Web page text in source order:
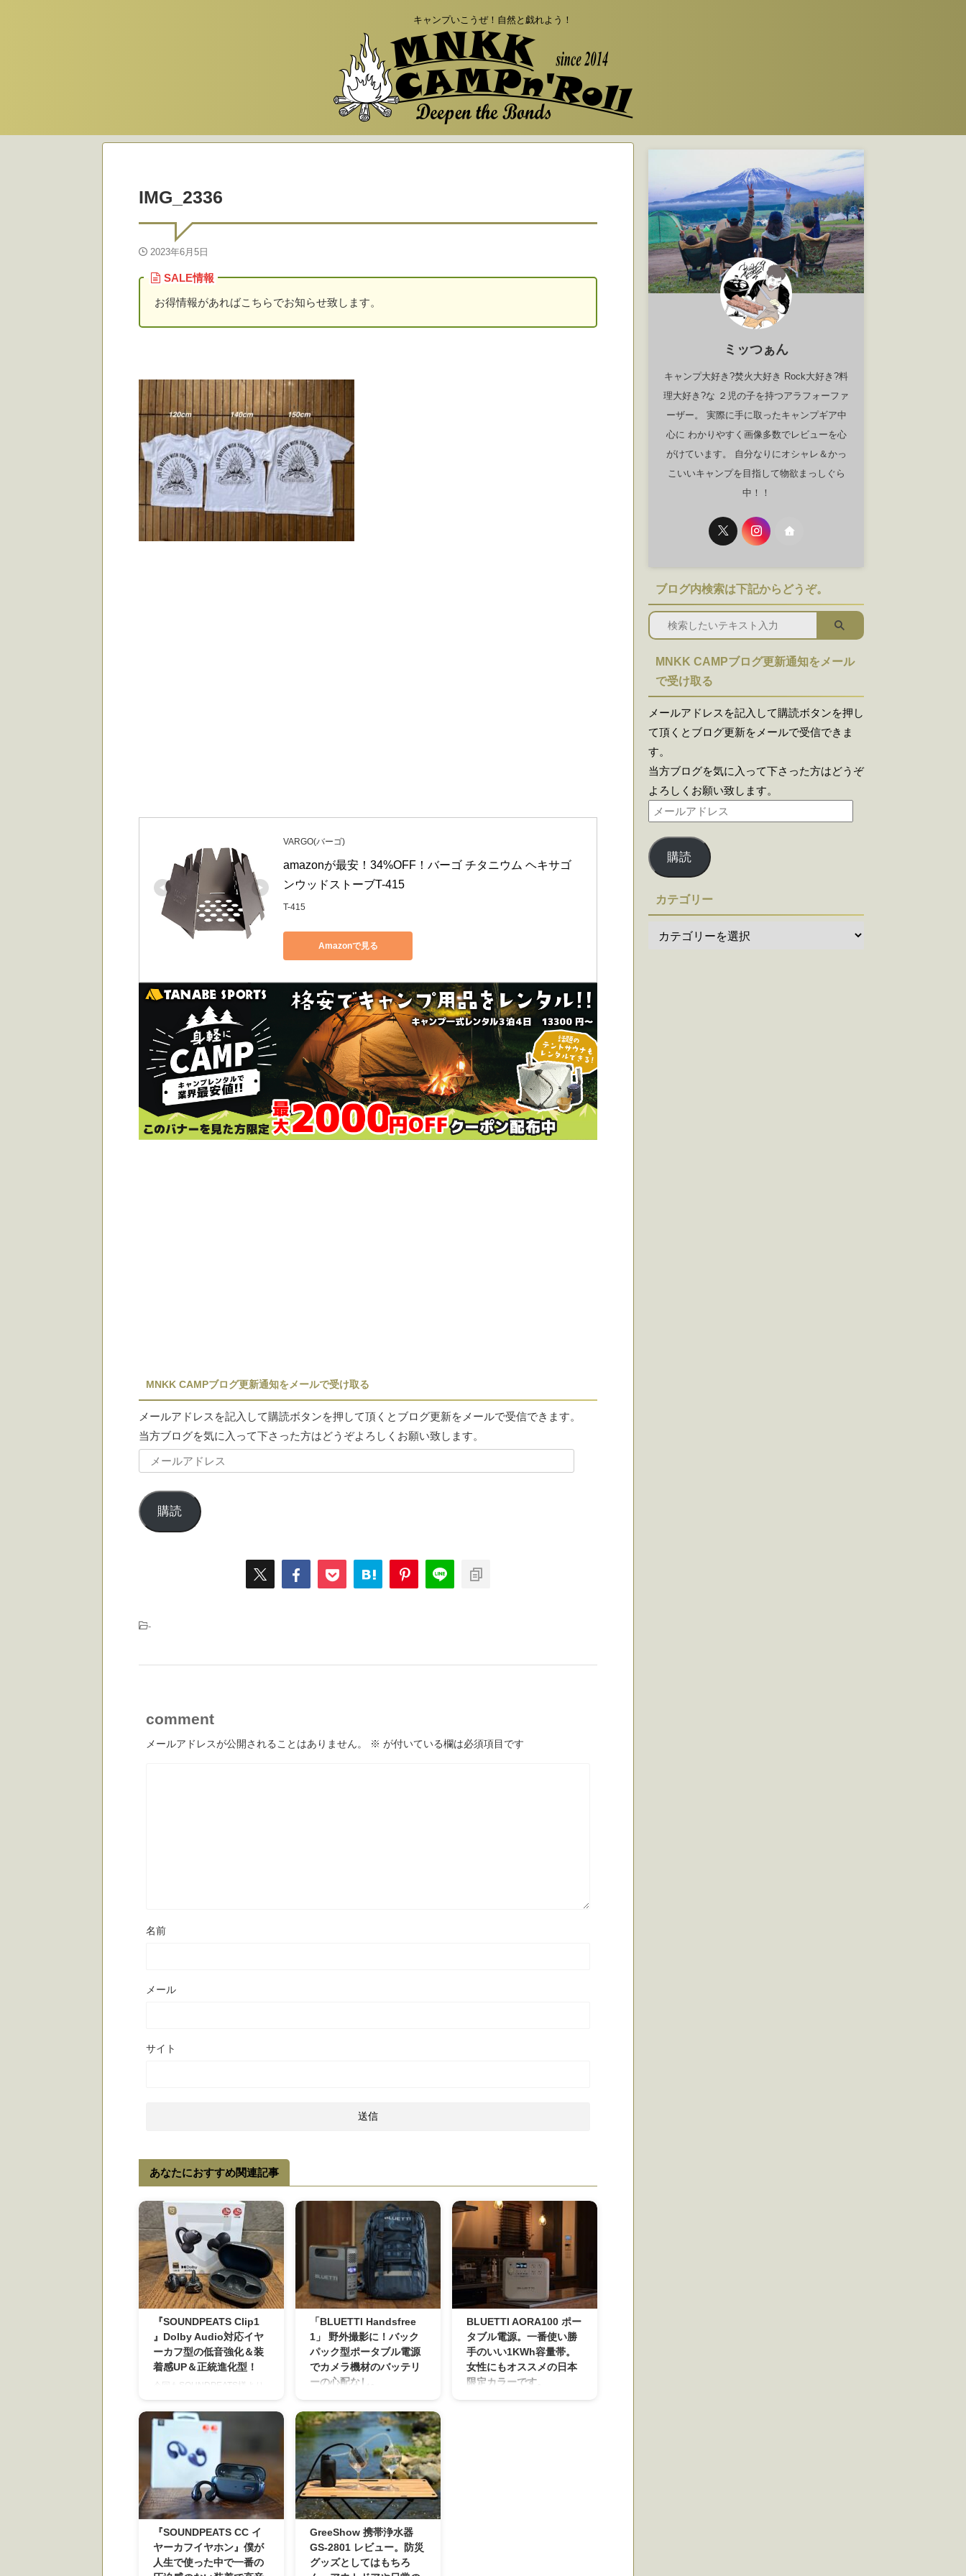
キャンプいこうぜ！自然と戯れよう！
IMG_2336
2023年6月5日
SALE情報
お得情報があればこちらでお知らせ致します。
VARGO(バーゴ)
amazonが最安！34%OFF！バーゴ チタニウム ヘキサゴ
ンウッドストーブT-415
T-415
Amazonで見る
MNKK CAMPブログ更新通知をメールで受け取る
メールアドレスを記入して購読ボタンを押して頂くとブログ更新をメールで受信できます。
当方ブログを気に入って下さった方はどうぞよろしくお願い致します。
購読
-
comment
メールアドレスが公開されることはありません。 ※ が付いている欄は必須項目です
名前
メール
サイト
あなたにおすすめ関連記事
『SOUNDPEATS Clip1
』Dolby Audio対応イヤ
ーカフ型の低音強化＆装
着感UP＆正統進化型！
今回もSOUNDPEATS様より
こちらの「SOUNDPEATS
Clip1」 いやーカフ型ワイヤ
レスイヤホンのレビューで使
わせて頂ける機会を頂きまし
たのでレビューしたいと思い
ます。 前回初めてイヤーカフ
型の「SOUNDPEATS CC イ
ヤーカフイヤホン」のレビュ
ーをさせて頂いたのですが、
簡潔にそれと比べると ご提供
品 この記事はSOUNDPEATS
様より商品提供頂き作成して
おります。 科学的な音の機能
「BLUETTI Handsfree
1」 野外撮影に！バック
パック型ポータブル電源
でカメラ機材のバッテリ
ーの心配なし。
BLUETTIさんから他社メーカ
ーにはない、なかなか面白い
ポータブル電源が販売されま
すよ！ BLUETTI Handsfree 1
こちらは背負えるポータブル
電源。 専用のバックパックと
の販売になります！ ポータブ
ル電源本体はこんなフォルム
です。 専用バックパックに入
る様に薄型の長方形型になっ
ています。 ポータブル電源本
体の詳細 本記事はBLUETTI様
から商品を提供いただき、レ
BLUETTI AORA100 ポー
タブル電源。一番使い勝
手のいい1KWh容量帯。
女性にもオススメの日本
限定カラーです。
日本でもかなりのポータブル
『SOUNDPEATS CC イ
ヤーカフイヤホン』僕が
人生で使った中で一番の
GreeShow 携帯浄水器
GS-2801 レビュー。防災
グッズとしてはもちろ
ミッつぁん
キャンプ大好き?焚火大好き Rock大好き?料
理大好き?な ２児の子を持つアラフォーファ
ーザー。 実際に手に取ったキャンプギア中
心に わかりやすく画像多数でレビューを心
がけています。 自分なりにオシャレ＆かっ
こいいキャンプを目指して物欲まっしぐら
中！！
ブログ内検索は下記からどうぞ。
MNKK CAMPブログ更新通知をメール
で受け取る
メールアドレスを記入して購読ボタンを押し
て頂くとブログ更新をメールで受信できま
す。
当方ブログを気に入って下さった方はどうぞ
よろしくお願い致します。
購読
カテゴリー